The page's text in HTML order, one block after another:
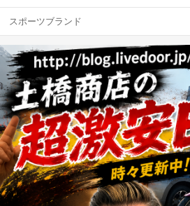
スポーツブランド